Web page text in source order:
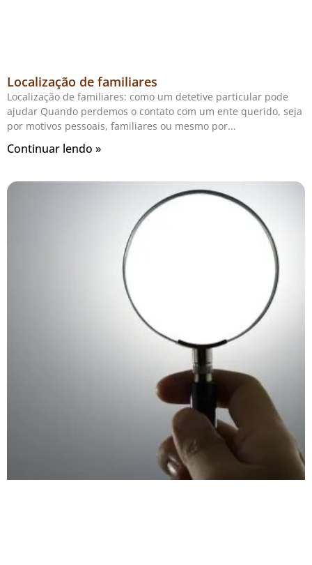
Localização de familiares
Localização de familiares: como um detetive particular pode
ajudar Quando perdemos o contato com um ente querido, seja
por motivos pessoais, familiares ou mesmo por
Continuar lendo »